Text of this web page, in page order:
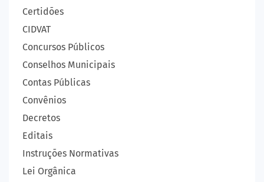
Certidões
CIDVAT
Concursos Públicos
Conselhos Municipais
Contas Públicas
Convênios
Decretos
Editais
Instruções Normativas
Lei Orgânica